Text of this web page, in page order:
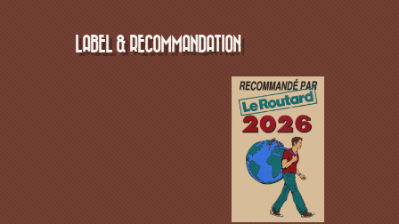
LABEL & RECOMMANDATION